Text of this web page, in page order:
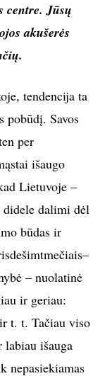
centre. Jūsų
akušerės
tendencija ta
pobūdį. Savos
per
išaugo
Lietuvoje –
didele dalimi dėl
būdas ir
– nuolatinė
ir geriau:
t. t. Tačiau viso
išauga
nepasiekiamas